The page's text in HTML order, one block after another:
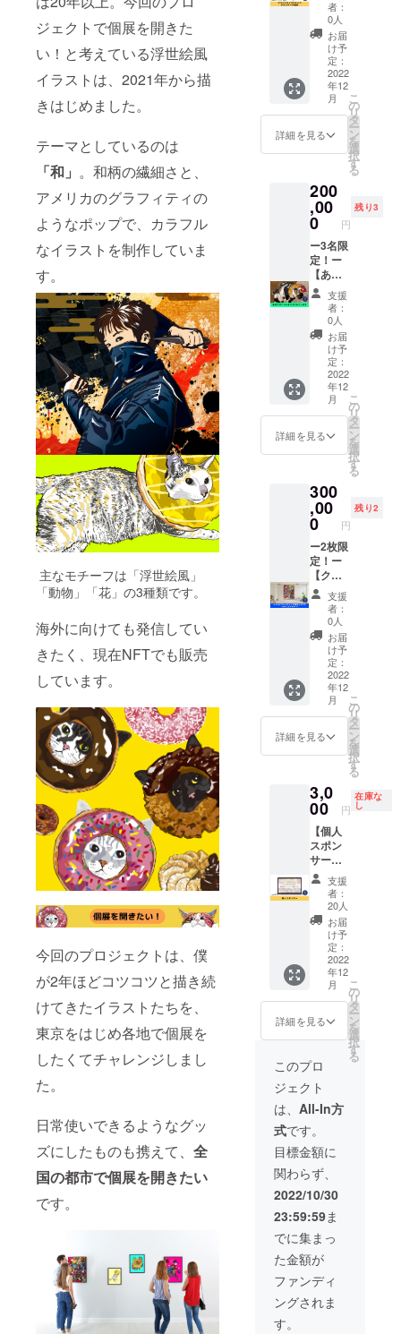
ジェクトで個展を開きた
い！と考えている浮世絵風
イラストは、2021年から描
きはじめました。
テーマとしているのは
「和」 。和柄の繊細さと、
アメリカのグラフィティの
ようなポップで、カラフル
なイラストを制作していま
す。
主なモチーフは「浮世絵風」
「動物」「花」の3種類です。
海外に向けても発信してい
きたく、現在NFTでも販売
しています。
今回のプロジェクトは、僕
が2年ほどコツコツと描き続
けてきたイラストたちを、
東京をはじめ各地で個展を
したくてチャレンジしまし
た。
日常使いできるようなグッ
ズにしたものも携えて、 全
国の都市で個展を開きたい
です。
する場
合等、
お断り
させて
いただ
く場合
があり
ます。
お断り
させて
いても
返金は
いたし
かねま
す。 ※
掲載期
間は
2022年
12月～
2023年
11月ま
での1年
間で
す。 HP
はこち
https://
norima
base.sh
をお届
けいた
しま
す。 ■
サイズ
A2サイ
ズ（42
㎝×59.4
㎝） ※
送料込
す。
データ
制作】
グラ
フィッ
クデザ
イナー
NORIM
A.のオ
リジナ
ルイラ
シデー
タを制
作いた
しま
す。 あ
なたの
会社や
商品、
イベン
トなど
のチラ
シを
NORIM
A.オリ
ジナル
イラス
ト入り
で制作
し、
届けい
たしま
す。 ■
詳細 ・
チラ
シ：A4
サイズ
／両面
フルカ
ラー ・
内容：
別途調
整、グ
フィッ
クデザ
イナー
NORIM
A.のオ
スト入
り ・お
渡し：
adobe
Illustrat
or、
PDF、
jpeg
データ
からお
選びい
ただけ
ます
（印刷
先・印
刷など
は各自
い。) ・
お打合
せ完了
からデ
ザイン
のやり
とりを
含め1ヶ
月程度
メール
にて調
整いた
しま
す。 ※
印刷先
の手
者：
0人
お届
け予
定：
2022
年12
月
詳細を見る
こ
の
リ
タ
ー
ン
を
選
択
す
る
200
,00
0 円
残り3
ー3名限
定！ー
【あな
たの
ペット
をイラ
ストに
しま
す】 グ
フィッ
クデザ
イナー
NORIM
A.があ
をイラ
ストに
いたし
ます。
ペット
のお写
真を頂
き、
ドーナ
ツのコ
ラボイ
ラスト
を制作
いたし
ます。
■イラス
ト詳細
・あな
たの
ナツの
コラボ
イラス
トにな
りま
す。 ・
お渡
し：
PDF、
jpeg、
PNG
データ
からお
選びい
ただけ
ます。
（★
利用不
納期：1
～２ヶ
細は
メール
にてお
知らせ
いたし
※お届け
した
データ
は商用
利用は
不可と
させて
支援
者：
0人
お届
け予
定：
2022
年12
月
詳細を見る
こ
の
リ
タ
ー
ン
を
選
択
す
る
300
,00
0 円
残り2
ー2枚限
定！ー
【クラ
ウド
ファン
ディン
グ限定
タペス
リー】
グラ
フィッ
クデザ
イナー
NORIM
ファン
ディン
グ限定
イラス
トタペ
スト
リーを
お届け
いたし
ます。
2枚限定
の貴重
なリ
ターン
となっ
ており
ます！
詳細 ・
ズ：横
130㎝×
180cm
・素
材：ト
ロマッ
ト生地
エステ
ル
100％）
※送料込
みのお
値段で
す。
支援
者：
0人
お届
け予
定：
2022
年12
月
詳細を見る
こ
の
リ
タ
ー
ン
を
選
択
す
る
3,0
00 円
在庫な
し
【個人
スポン
サー】
グラ
フィッ
クデザ
イナー
NORIM
A.の個
展の個
人スポ
ンサー
になれ
る権利
です。
なたの
お名前
を個人
スポン
サーと
して掲
載いた
しま
す。 ※
ニック
ネーム
での掲
載も可
能で
す。 ※
掲載す
るお名
前は備
支援
者：
20人
お届
け予
定：
2022
年12
月
詳細を見る
こ
の
リ
タ
ー
ン
を
選
択
す
る
このプロ
ジェクト
は、 All-In方
式です。
目標金額に
関わらず、
2022/10/30
23:59:59ま
でに集まっ
た金額が
ファンディ
ングされま
す。